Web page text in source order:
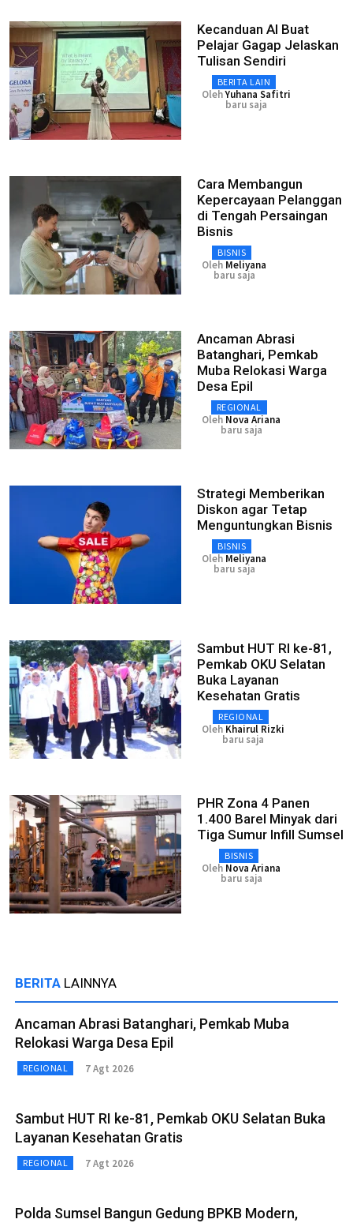
Kecanduan AI Buat
Pelajar Gagap Jelaskan
Tulisan Sendiri
BERITA LAIN
OlehYuhana Safitri
baru saja
Cara Membangun
Kepercayaan Pelanggan
di Tengah Persaingan
Bisnis
BISNIS
Oleh Meliyana
baru saja
Ancaman Abrasi
Batanghari, Pemkab
Muba Relokasi Warga
Desa Epil
REGIONAL
Oleh Nova Ariana
baru saja
Strategi Memberikan
Diskon agar Tetap
Menguntungkan Bisnis
BISNIS
Oleh Meliyana
baru saja
Sambut HUT RI ke-81,
Pemkab OKU Selatan
Buka Layanan
Kesehatan Gratis
REGIONAL
Oleh Khairul Rizki
baru saja
PHR Zona 4 Panen
1.400 Barel Minyak dari
Tiga Sumur Infill Sumsel
BISNIS
Oleh Nova Ariana
baru saja
BERITA LAINNYA
Ancaman Abrasi Batanghari, Pemkab Muba
Relokasi Warga Desa Epil
REGIONAL 7 Agt 2026
Sambut HUT RI ke-81, Pemkab OKU Selatan Buka
Layanan Kesehatan Gratis
REGIONAL 7 Agt 2026
Polda Sumsel Bangun Gedung BPKB Modern,